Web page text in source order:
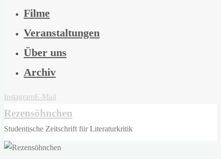
Filme
Veranstaltungen
Über uns
Archiv
InstagramE-Mail
Rezensöhnchen
Studentische Zeitschrift für Literaturkritik